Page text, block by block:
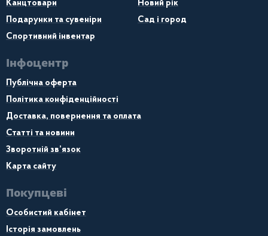
Канцтовари
Новий рік
Подарунки та сувеніри
Сад і город
Спортивний інвентар
Інфоцентр
Публічна оферта
Політика конфіденційності
Доставка, повернення та оплата
Статті та новини
Зворотній зв’язок
Карта сайту
Покупцеві
Особистий кабінет
Історія замовлень